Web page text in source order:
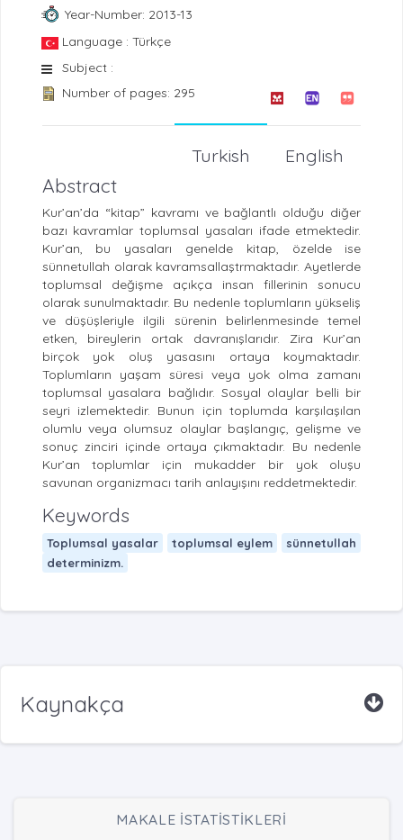
Year-Number: 2013-13
Language : Türkçe
Subject :
Number of pages: 295
English
Turkish
Abstract
Kur’an’da “kitap” kavramı ve bağlantlı olduğu diğer
bazı kavramlar toplumsal yasaları ifade etmektedir.
Kur’an, bu yasaları genelde kitap, özelde ise
sünnetullah olarak kavramsallaştrmaktadır. Ayetlerde
toplumsal değişme açıkça insan fillerinin sonucu
olarak sunulmaktadır. Bu nedenle toplumların yükseliş
ve düşüşleriyle ilgili sürenin belirlenmesinde temel
etken, bireylerin ortak davranışlarıdır. Zira Kur’an
birçok yok oluş yasasını ortaya koymaktadır.
Toplumların yaşam süresi veya yok olma zamanı
toplumsal yasalara bağlıdır. Sosyal olaylar belli bir
seyri izlemektedir. Bunun için toplumda karşılaşılan
olumlu veya olumsuz olaylar başlangıç, gelişme ve
sonuç zinciri içinde ortaya çıkmaktadır. Bu nedenle
Kur’an toplumlar için mukadder bir yok oluşu
savunan organizmacı tarih anlayışını reddetmektedir.
Keywords
Toplumsal yasalar toplumsal eylem
sünnetullah
determinizm.
Kaynakça
MAKALE İSTATİSTİKLERİ